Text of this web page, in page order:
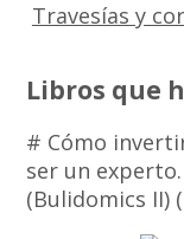
Travesías y
Libros que
# Cómo
ser un
(Bulidomics II)